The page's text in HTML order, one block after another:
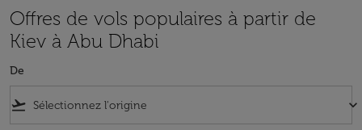
Offres de vols populaires à partir de
Kiev à Abu Dhabi
De
flight_takeoff keyboard_arrow_down